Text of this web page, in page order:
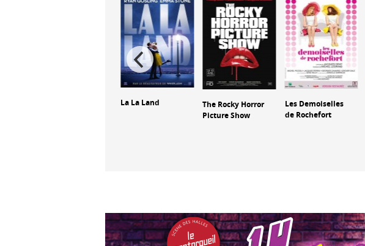
La La Land
The Rocky Horror
Picture Show
Les Demoiselles
de Rochefort